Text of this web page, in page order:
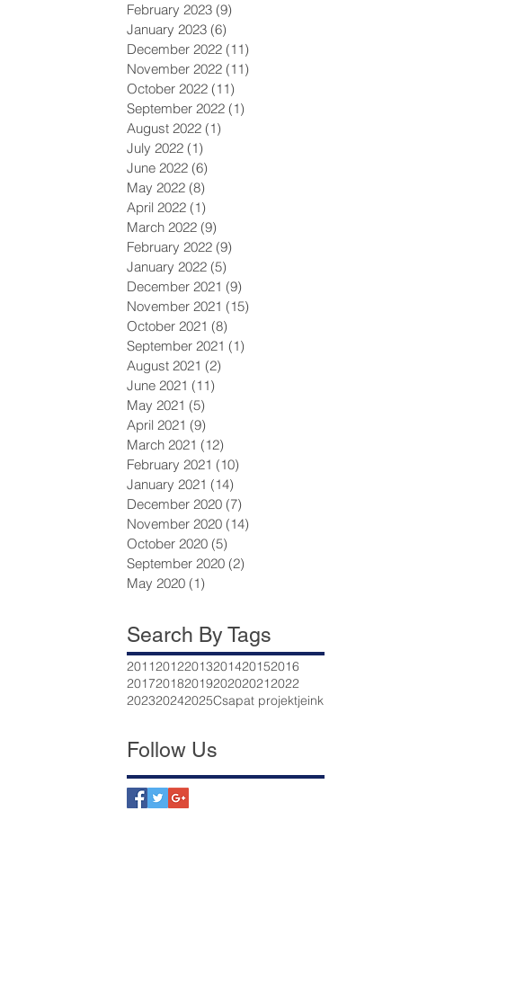
February 2023 (9)
January 2023 (6)
December 2022 (11)
November 2022 (11)
October 2022 (11)
September 2022 (1)
August 2022 (1)
July 2022 (1)
June 2022 (6)
May 2022 (8)
April 2022 (1)
March 2022 (9)
February 2022 (9)
January 2022 (5)
December 2021 (9)
November 2021 (15)
October 2021 (8)
September 2021 (1)
August 2021 (2)
June 2021 (11)
May 2021 (5)
April 2021 (9)
March 2021 (12)
February 2021 (10)
January 2021 (14)
December 2020 (7)
November 2020 (14)
October 2020 (5)
September 2020 (2)
May 2020 (1)
Search By Tags
201120122013201420152016
201720182019202020212022
202320242025Csapat projektjeink
Follow Us